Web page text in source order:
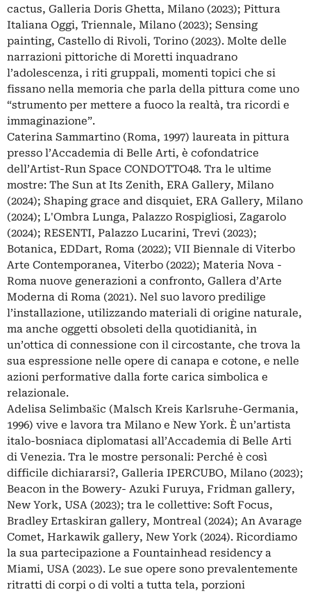
cactus, Galleria Doris Ghetta, Milano (2023); Pittura
Italiana Oggi, Triennale, Milano (2023); Sensing
painting, Castello di Rivoli, Torino (2023). Molte delle
narrazioni pittoriche di Moretti inquadrano
l’adolescenza, i riti gruppali, momenti topici che si
fissano nella memoria che parla della pittura come uno
“strumento per mettere a fuoco la realtà, tra ricordi e
immaginazione”.
Caterina Sammartino (Roma, 1997) laureata in pittura
presso l’Accademia di Belle Arti, è cofondatrice
dell’Artist-Run Space CONDOTTO48. Tra le ultime
mostre: The Sun at Its Zenith, ERA Gallery, Milano
(2024); Shaping grace and disquiet, ERA Gallery, Milano
(2024); L'Ombra Lunga, Palazzo Rospigliosi, Zagarolo
(2024); RESENTI, Palazzo Lucarini, Trevi (2023);
Botanica, EDDart, Roma (2022); VII Biennale di Viterbo
Arte Contemporanea, Viterbo (2022); Materia Nova -
Roma nuove generazioni a confronto, Gallera d’Arte
Moderna di Roma (2021). Nel suo lavoro predilige
l’installazione, utilizzando materiali di origine naturale,
ma anche oggetti obsoleti della quotidianità, in
un’ottica di connessione con il circostante, che trova la
sua espressione nelle opere di canapa e cotone, e nelle
azioni performative dalla forte carica simbolica e
relazionale.
Adelisa Selimbašic (Malsch Kreis Karlsruhe-Germania,
1996) vive e lavora tra Milano e New York. È un’artista
italo-bosniaca diplomatasi all’Accademia di Belle Arti
di Venezia. Tra le mostre personali: Perché è così
difficile dichiararsi?, Galleria IPERCUBO, Milano (2023);
Beacon in the Bowery- Azuki Furuya, Fridman gallery,
New York, USA (2023); tra le collettive: Soft Focus,
Bradley Ertaskiran gallery, Montreal (2024); An Avarage
Comet, Harkawik gallery, New York (2024). Ricordiamo
la sua partecipazione a Fountainhead residency a
Miami, USA (2023). Le sue opere sono prevalentemente
ritratti di corpi o di volti a tutta tela, porzioni